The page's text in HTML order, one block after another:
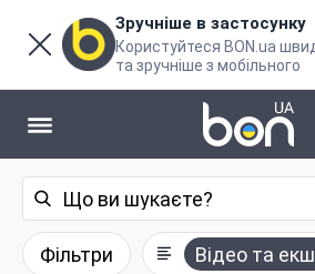
Зручніше в застосунку
Користуйтеся BON.ua
та зручніше з мобільного
Фільтри Відео та